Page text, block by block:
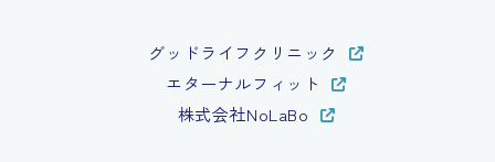
グッドライフクリニック
エターナルフィット
株式会社NoLaBo